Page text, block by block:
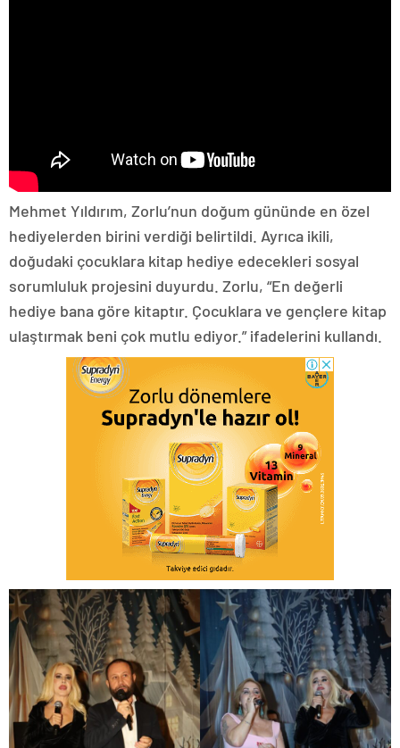
Mehmet Yıldırım, Zorlu’nun doğum gününde en özel
hediyelerden birini verdiği belirtildi. Ayrıca ikili,
doğudaki çocuklara kitap hediye edecekleri sosyal
sorumluluk projesini duyurdu. Zorlu, “En değerli
hediye bana göre kitaptır. Çocuklara ve gençlere kitap
ulaştırmak beni çok mutlu ediyor.” ifadelerini kullandı.